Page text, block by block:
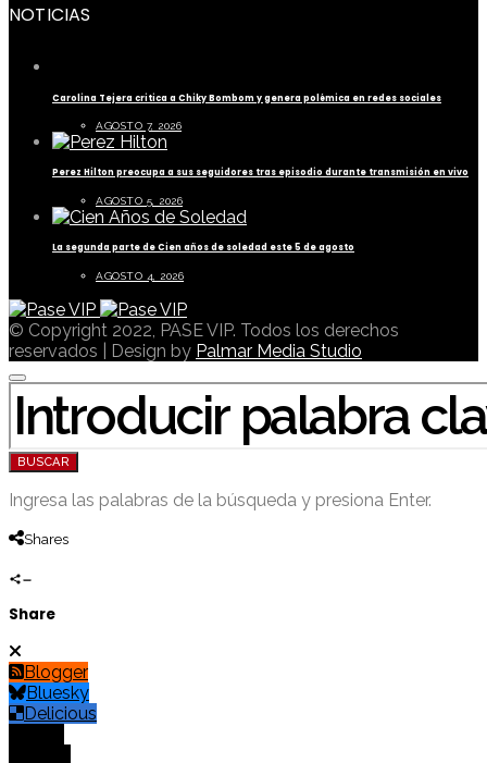
NOTICIAS
Carolina Tejera critica a Chiky Bombom y genera polémica en redes sociales
AGOSTO 7, 2026
Perez Hilton preocupa a sus seguidores tras episodio durante transmisión en vivo
AGOSTO 5, 2026
La segunda parte de Cien años de soledad este 5 de agosto
AGOSTO 4, 2026
© Copyright 2022, PASE VIP. Todos los derechos
reservados | Design by Palmar Media Studio
BUSCAR POR:
BUSCAR
Ingresa las palabras de la búsqueda y presiona Enter.
Shares
Share
Blogger
Bluesky
Delicious